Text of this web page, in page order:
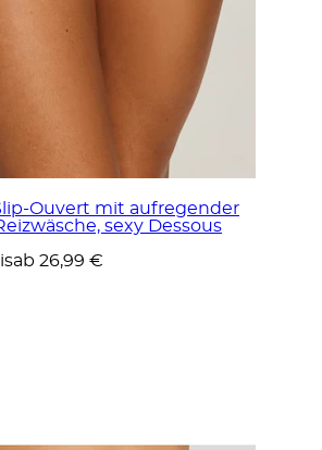
Ouvert mit aufregender
sexy Dessous
ab 26,99 €